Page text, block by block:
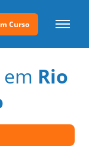
Curso
Rio